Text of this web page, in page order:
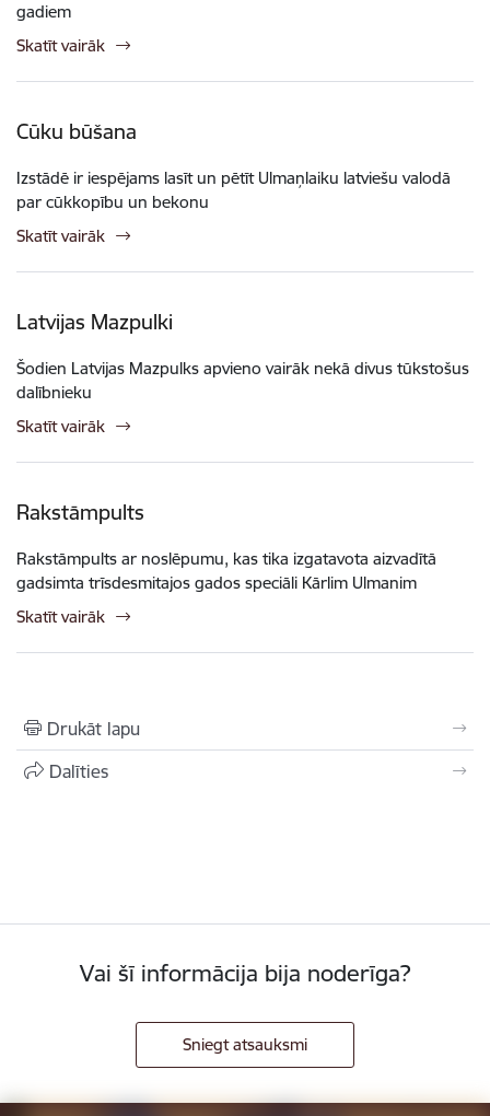
gadiem
Skatīt vairāk
Cūku būšana
Izstādē ir iespējams lasīt un pētīt Ulmaņlaiku latviešu valodā
par cūkkopību un bekonu
Skatīt vairāk
Latvijas Mazpulki
Šodien Latvijas Mazpulks apvieno vairāk nekā divus tūkstošus
dalībnieku
Skatīt vairāk
Rakstāmpults
Rakstāmpults ar noslēpumu, kas tika izgatavota aizvadītā
gadsimta trīsdesmitajos gados speciāli Kārlim Ulmanim
Skatīt vairāk
Drukāt lapu
Dalīties
Vai šī informācija bija noderīga?
Sniegt atsauksmi